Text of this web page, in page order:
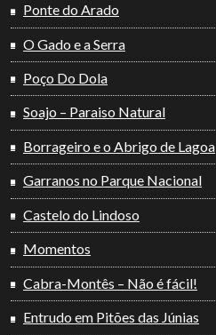
Ponte do Arado
O Gado e a Serra
Poço Do Dola
Soajo – Paraiso Natural
Borrageiro e o Abrigo de Lagoa
Garranos no Parque Nacional
Castelo do Lindoso
Momentos
Cabra-Montês – Não é fácil!
Entrudo em Pitões das Júnias